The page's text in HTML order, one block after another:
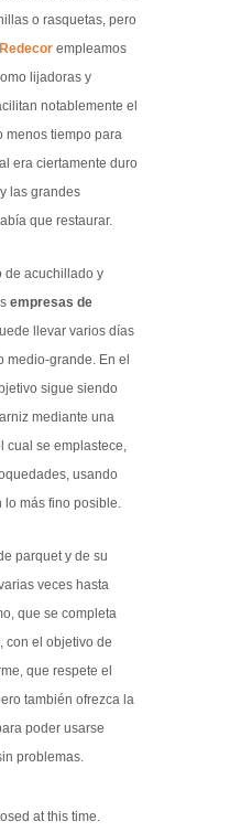
o rasquetas, pero
empleamos
lijadoras y
notablemente el
menos tiempo para
era ciertamente duro
las grandes
que restaurar.
de acuchillado y
empresas de
llevar varios días
medio-grande. En el
sigue siendo
mediante una
cual se emplastece,
usando
lo más fino posible.
parquet y de su
veces hasta
que se completa
con el objetivo de
que respete el
también ofrezca la
poder usarse
problemas.
at this time.